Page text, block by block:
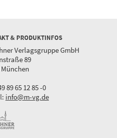
& PRODUKTINFOS
Verlagsgruppe GmbH
89
München
89 65 12 85 -0
info@m-vg.de